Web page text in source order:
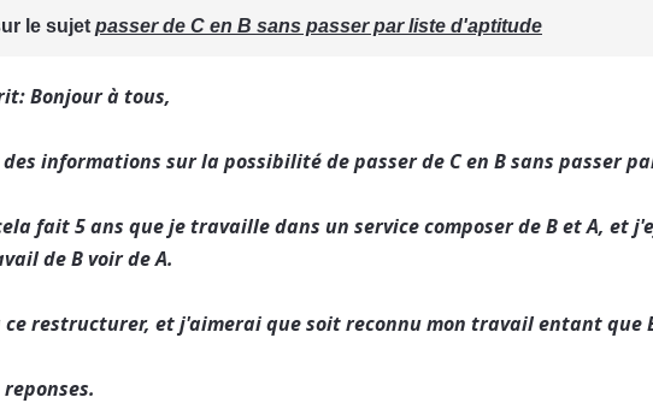
le sujet passer de C en B sans passer par liste d'aptitude
Bonjour à tous,
informations sur la possibilité de passer de C en B sans passer
fait 5 ans que je travaille dans un service composer de B et A, et
de B voir de A.
ce restructurer, et j'aimerai que soit reconnu mon travail entant que